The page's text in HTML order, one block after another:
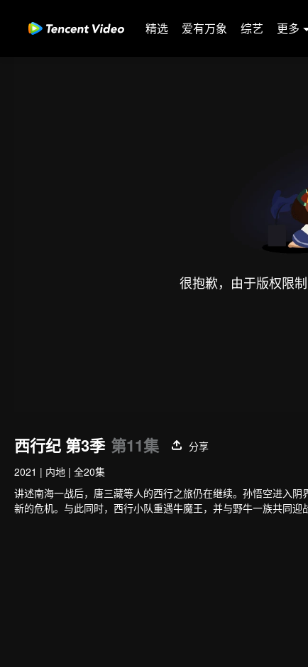
精选 爱有万象 综艺 更多
很抱歉，由于版权限
西行纪 第3季 第11集
分享
2021 | 内地 | 全20集
讲述南海一战后，唐三藏等人的西行之旅仍在继续。孙悟空进入
新的危机。与此同时，西行小队重遇牛魔王，并与野牛一族共同